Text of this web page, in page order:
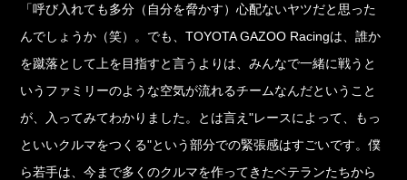
「呼び入れても多分（自分を脅かす）心配ないヤツだと思った
んでしょうか（笑）。でも、TOYOTA GAZOO Racingは、誰か
を蹴落として上を目指すと言うよりは、みんなで一緒に戦うと
いうファミリーのような空気が流れるチームなんだということ
が、入ってみてわかりました。とは言え"レースによって、もっ
といいクルマをつくる"という部分での緊張感はすごいです。僕
ら若手は、今まで多くのクルマを作ってきたベテランたちから